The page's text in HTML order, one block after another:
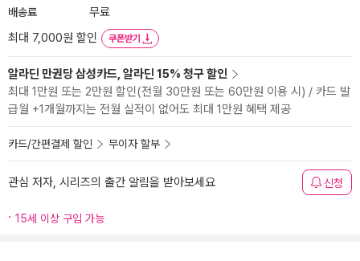
배송료
무료
최대 7,000원 할인
쿠폰받기
알라딘 만권당 삼성카드, 알라딘 15% 청구 할인
최대 1만원 또는 2만원 할인(전월 30만원 또는 60만원 이용 시) / 카드 발
급월 +1개월까지는 전월 실적이 없어도 최대 1만원 혜택 제공
카드/간편결제 할인 무이자 할부
관심 저자, 시리즈의 출간 알림을 받아보세요 신청
15세 이상 구입 가능